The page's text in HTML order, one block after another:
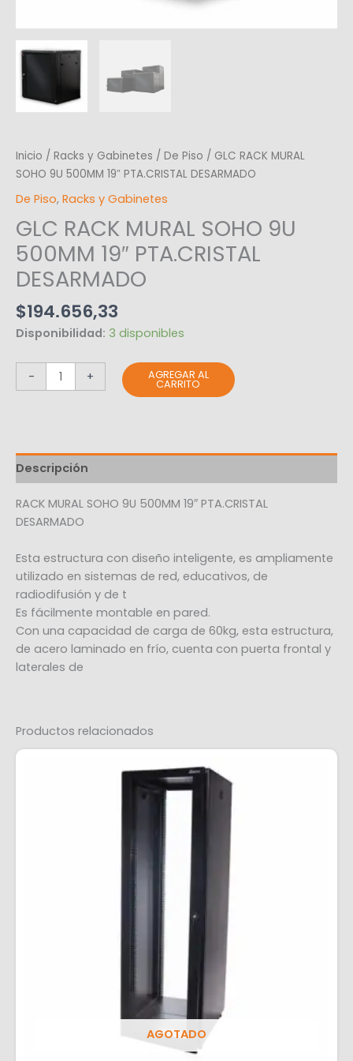
Inicio / Racks y Gabinetes / De Piso / GLC RACK MURAL
SOHO 9U 500MM 19″ PTA.CRISTAL DESARMADO
De Piso, Racks y Gabinetes
GLC RACK MURAL SOHO 9U
500MM 19″ PTA.CRISTAL
DESARMADO
$194.656,33
Disponibilidad: 3 disponibles
- + AGREGAR AL
CARRITO
Descripción
RACK MURAL SOHO 9U 500MM 19″ PTA.CRISTAL
DESARMADO
Esta estructura con diseño inteligente, es ampliamente
utilizado en sistemas de red, educativos, de
radiodifusión y de t
Es fácilmente montable en pared.
Con una capacidad de carga de 60kg, esta estructura,
de acero laminado en frío, cuenta con puerta frontal y
laterales de
Productos relacionados
AGOTADO